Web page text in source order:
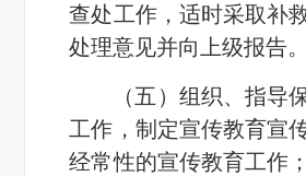
查处工作，适时采取补
处理意见并向上级报告。
（五）组织、指导
工作，制定宣传教育宣
经常性的宣传教育工作